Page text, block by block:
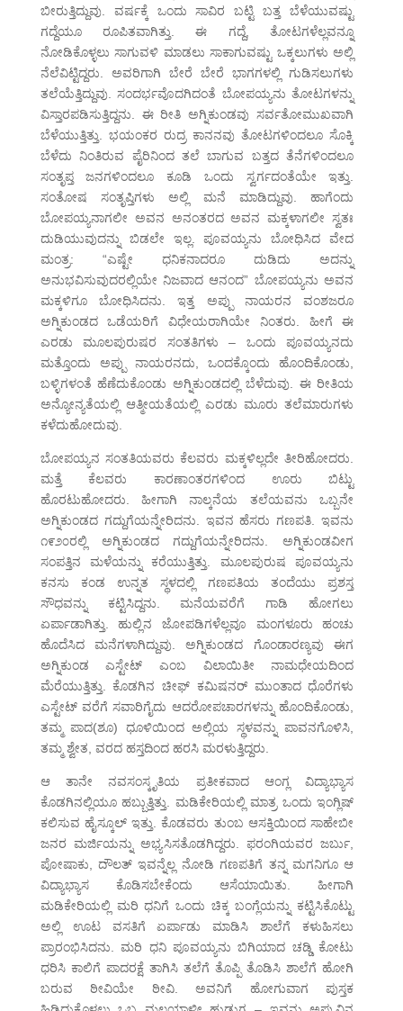
ಬೀರುತ್ತಿದ್ದುವು. ವರ್ಷಕ್ಕೆ ಒಂದು ಸಾವಿರ ಬಟ್ಟಿ ಬತ್ತ ಬೆಳೆಯುವಷ್ಟು
ಗದ್ದೆಯೂ ರೂಪಿತವಾಗಿತ್ತು. ಈ ಗದ್ದೆ, ತೋಟಗಳೆಲ್ಲವನ್ನೂ
ನೋಡಿಕೊಳ್ಳಲು ಸಾಗುವಳಿ ಮಾಡಲು ಸಾಕಾಗುವಷ್ಟು ಒಕ್ಕಲುಗಳು ಅಲ್ಲಿ
ನೆಲೆವಿಟ್ಟಿದ್ದರು. ಅವರಿಗಾಗಿ ಬೇರೆ ಬೇರೆ ಭಾಗಗಳಲ್ಲಿ ಗುಡಿಸಲುಗಳು
ತಲೆಯೆತ್ತಿದ್ದುವು. ಸಂದರ್ಭವೊದಗಿದಂತೆ ಬೋಪಯ್ಯನು ತೋಟಗಳನ್ನು
ವಿಸ್ತಾರಪಡಿಸುತ್ತಿದ್ದನು. ಈ ರೀತಿ ಅಗ್ನಿಕುಂಡವು ಸರ್ವತೋಮುಖವಾಗಿ
ಬೆಳೆಯುತ್ತಿತ್ತು. ಭಯಂಕರ ರುದ್ರ ಕಾನನವು ತೋಟಗಳಿಂದಲೂ ಸೊಕ್ಕಿ
ಬೆಳೆದು ನಿಂತಿರುವ ಪೈರಿನಿಂದ ತಲೆ ಬಾಗುವ ಬತ್ತದ ತೆನೆಗಳಿಂದಲೂ
ಸಂತೃಪ್ತ ಜನಗಳಿಂದಲೂ ಕೂಡಿ ಒಂದು ಸ್ವರ್ಗದಂತೆಯೇ ಇತ್ತು.
ಸಂತೋಷ ಸಂತೃಪ್ತಿಗಳು ಅಲ್ಲಿ ಮನೆ ಮಾಡಿದ್ದುವು. ಹಾಗೆಂದು
ಬೋಪಯ್ಯನಾಗಲೀ ಅವನ ಅನಂತರದ ಅವನ ಮಕ್ಕಳಾಗಲೀ ಸ್ವತಃ
ದುಡಿಯುವುದನ್ನು ಬಿಡಲೇ ಇಲ್ಲ. ಪೂವಯ್ಯನು ಬೋಧಿಸಿದ ವೇದ
ಮಂತ್ರ: “ಎಷ್ಟೇ ಧನಿಕನಾದರೂ ದುಡಿದು ಅದನ್ನು
ಅನುಭವಿಸುವುದರಲ್ಲಿಯೇ ನಿಜವಾದ ಆನಂದ” ಬೋಪಯ್ಯನು ಅವನ
ಮಕ್ಕಳಿಗೂ ಬೋಧಿಸಿದನು. ಇತ್ತ ಅಪ್ಪು ನಾಯರನ ವಂಶಜರೂ
ಅಗ್ನಿಕುಂಡದ ಒಡೆಯರಿಗೆ ವಿಧೇಯರಾಗಿಯೇ ನಿಂತರು. ಹೀಗೆ ಈ
ಎರಡು ಮೂಲಪುರುಷರ ಸಂತತಿಗಳು – ಒಂದು ಪೂವಯ್ಯನದು
ಮತ್ತೊಂದು ಅಪ್ಪು ನಾಯರನದು, ಒಂದಕ್ಕೊಂದು ಹೊಂದಿಕೊಂಡು,
ಬಳ್ಳಿಗಳಂತೆ ಹೆಣೆದುಕೊಂಡು ಅಗ್ನಿಕುಂಡದಲ್ಲಿ ಬೆಳೆದುವು. ಈ ರೀತಿಯ
ಅನ್ಯೋನ್ಯತೆಯಲ್ಲಿ ಆತ್ಮೀಯತೆಯಲ್ಲಿ ಎರಡು ಮೂರು ತಲೆಮಾರುಗಳು
ಕಳೆದುಹೋದುವು.
ಬೋಪಯ್ಯನ ಸಂತತಿಯವರು ಕೆಲವರು ಮಕ್ಕಳಿಲ್ಲದೇ ತೀರಿಹೋದರು.
ಮತ್ತೆ ಕೆಲವರು ಕಾರಣಾಂತರಗಳಿಂದ ಊರು ಬಿಟ್ಟು
ಹೊರಟುಹೋದರು. ಹೀಗಾಗಿ ನಾಲ್ಕನೆಯ ತಲೆಯವನು ಒಬ್ಬನೇ
ಅಗ್ನಿಕುಂಡದ ಗದ್ದುಗೆಯನ್ನೇರಿದನು. ಇವನ ಹೆಸರು ಗಣಪತಿ. ಇವನು
೧೯೨೦ರಲ್ಲಿ ಅಗ್ನಿಕುಂಡದ ಗದ್ದುಗೆಯನ್ನೇರಿದನು. ಅಗ್ನಿಕುಂಡವೀಗ
ಸಂಪತ್ತಿನ ಮಳೆಯನ್ನು ಕರೆಯುತ್ತಿತ್ತು. ಮೂಲಪುರುಷ ಪೂವಯ್ಯನು
ಕನಸು ಕಂಡ ಉನ್ನತ ಸ್ಥಳದಲ್ಲಿ ಗಣಪತಿಯ ತಂದೆಯು ಪ್ರಶಸ್ತ
ಸೌಧವನ್ನು ಕಟ್ಟಿಸಿದ್ದನು. ಮನೆಯವರೆಗೆ ಗಾಡಿ ಹೋಗಲು
ಏರ್ಪಾಡಾಗಿತ್ತು. ಹುಲ್ಲಿನ ಜೋಪಡಿಗಳೆಲ್ಲವೂ ಮಂಗಳೂರು ಹಂಚು
ಹೊದೆಸಿದ ಮನೆಗಳಾಗಿದ್ದುವು. ಅಗ್ನಿಕುಂಡದ ಗೊಂಡಾರಣ್ಯವು ಈಗ
ಅಗ್ನಿಕುಂಡ ಎಸ್ಟೇಟ್ ಎಂಬ ವಿಲಾಯಿತೀ ನಾಮಧೇಯದಿಂದ
ಮೆರೆಯುತ್ತಿತ್ತು. ಕೊಡಗಿನ ಚೀಫ್ ಕಮಿಷನರ್ ಮುಂತಾದ ಧೊರೆಗಳು
ಎಸ್ಟೇಟ್ ವರೆಗೆ ಸವಾರಿಗೈದು ಆದರೋಪಚಾರಗಳನ್ನು ಹೊಂದಿಕೊಂಡು,
ತಮ್ಮ ಪಾದ(ಶೂ) ಧೂಳಿಯಿಂದ ಅಲ್ಲಿಯ ಸ್ಥಳವನ್ನು ಪಾವನಗೊಳಿಸಿ,
ತಮ್ಮ ಶ್ವೇತ, ವರದ ಹಸ್ತದಿಂದ ಹರಸಿ ಮರಳುತ್ತಿದ್ದರು.
ಆ ತಾನೇ ನವಸಂಸ್ಕೃತಿಯ ಪ್ರತೀಕವಾದ ಆಂಗ್ಲ ವಿದ್ಯಾಭ್ಯಾಸ
ಕೊಡಗಿನಲ್ಲಿಯೂ ಹಬ್ಬುತ್ತಿತ್ತು. ಮಡಿಕೇರಿಯಲ್ಲಿ ಮಾತ್ರ ಒಂದು ಇಂಗ್ಲಿಷ್
ಕಲಿಸುವ ಹೈಸ್ಕೂಲ್ ಇತ್ತು. ಕೊಡವರು ತುಂಬ ಆಸಕ್ತಿಯಿಂದ ಸಾಹೇಬೀ
ಜನರ ಮರ್ಜಿಯನ್ನು ಅಭ್ಯಸಿಸತೊಡಗಿದ್ದರು. ಫರಂಗಿಯವರ ಜರ್ಬು,
ಪೋಷಾಕು, ದೌಲತ್ ಇವನ್ನೆಲ್ಲ ನೋಡಿ ಗಣಪತಿಗೆ ತನ್ನ ಮಗನಿಗೂ ಆ
ವಿದ್ಯಾಭ್ಯಾಸ ಕೊಡಿಸಬೇಕೆಂದು ಆಸೆಯಾಯಿತು. ಹೀಗಾಗಿ
ಮಡಿಕೇರಿಯಲ್ಲಿ ಮರಿ ಧನಿಗೆ ಒಂದು ಚಿಕ್ಕ ಬಂಗ್ಲೆಯನ್ನು ಕಟ್ಟಿಸಿಕೊಟ್ಟು
ಅಲ್ಲಿ ಊಟ ವಸತಿಗೆ ಏರ್ಪಾಡು ಮಾಡಿಸಿ ಶಾಲೆಗೆ ಕಳುಹಿಸಲು
ಪ್ರಾರಂಭಿಸಿದನು. ಮರಿ ಧನಿ ಪೂವಯ್ಯನು ಬಿಗಿಯಾದ ಚಡ್ಡಿ ಕೋಟು
ಧರಿಸಿ ಕಾಲಿಗೆ ಪಾದರಕ್ಷೆ ತಾಗಿಸಿ ತಲೆಗೆ ತೊಪ್ಪಿ ತೊಡಿಸಿ ಶಾಲೆಗೆ ಹೋಗಿ
ಬರುವ ಠೀವಿಯೇ ಠೀವಿ. ಅವನಿಗೆ ಹೋಗುವಾಗ ಪುಸ್ತಕ